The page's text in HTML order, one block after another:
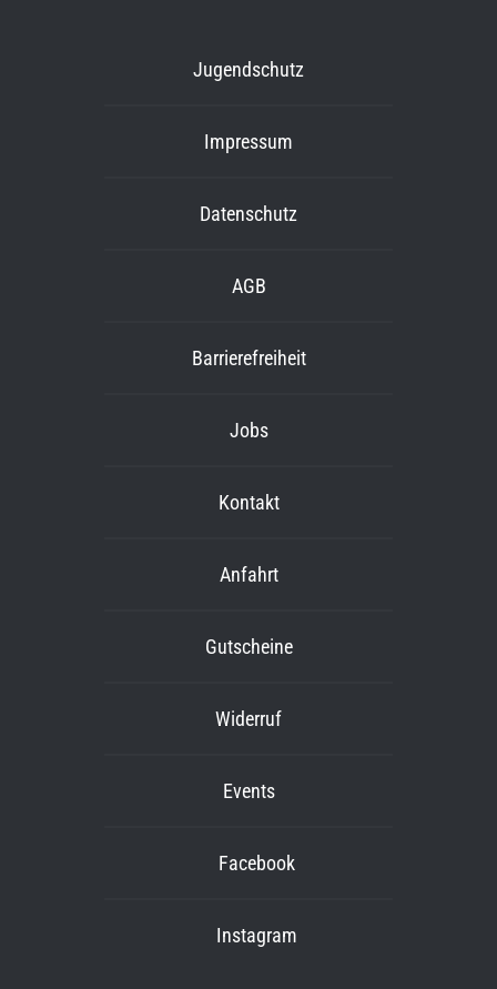
Jugendschutz
Impressum
Datenschutz
AGB
Barrierefreiheit
Jobs
Kontakt
Anfahrt
Gutscheine
Widerruf
Events
Facebook
Instagram